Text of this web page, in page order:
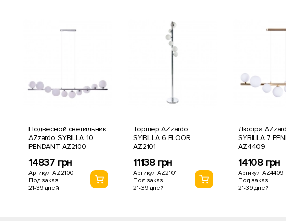
Подвесной светильник
AZzardo SYBILLA 10
PENDANT AZ2100
14837 грн
Артикул AZ2100
Под заказ
21-39 дней
Торшер AZzardo
SYBILLA 6 FLOOR
AZ2101
11138 грн
Артикул AZ2101
Под заказ
21-39 дней
Люстра
SYBILLA 7
AZ4409
14108 грн
Артикул AZ4409
Под заказ
21-39 дней